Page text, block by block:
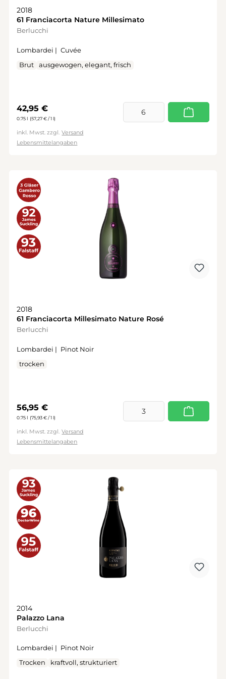
2018
61 Franciacorta Nature Millesimato
Berlucchi
Lombardei | Cuvée
Brut
ausgewogen, elegant, frisch
Regulärer Preis:
42,95 €
0.75 l (57,27 € / 1 l)
inkl. Mwst. zzgl. Versand
Lebensmittelangaben
2018
61 Franciacorta Millesimato Nature Rosé
Berlucchi
Lombardei | Pinot Noir
trocken
Regulärer Preis:
56,95 €
0.75 l (75,93 € / 1 l)
inkl. Mwst. zzgl. Versand
Lebensmittelangaben
2014
Palazzo Lana
Berlucchi
Lombardei | Pinot Noir
Trocken
kraftvoll, strukturiert